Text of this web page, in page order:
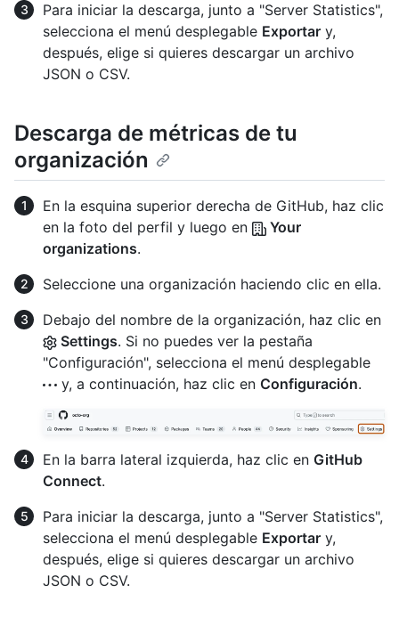
Para iniciar la descarga, junto a "Server Statistics",
selecciona el menú desplegable Exportar y,
después, elige si quieres descargar un archivo
JSON o CSV.
Descarga de métricas de tu
organización
En la esquina superior derecha de GitHub, haz clic
en la foto del perfil y luego en
Your
organizations.
Seleccione una organización haciendo clic en ella.
Debajo del nombre de la organización, haz clic en
Settings. Si no puedes ver la pestaña
"Configuración", selecciona el menú desplegable
y, a continuación, haz clic en Configuración.
En la barra lateral izquierda, haz clic en GitHub
Connect.
Para iniciar la descarga, junto a "Server Statistics",
selecciona el menú desplegable Exportar y,
después, elige si quieres descargar un archivo
JSON o CSV.